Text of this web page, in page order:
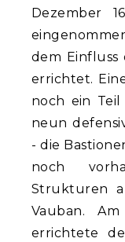
Dezember
dem Einfluss
errichtet.
noch ein
neun
- die
noch
Strukturen
Vauban.
errichtete